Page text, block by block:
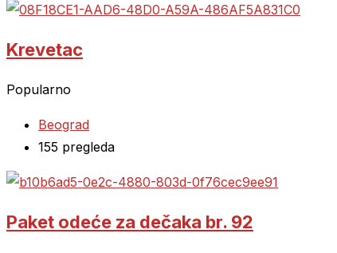
Krevetac
Popularno
Beograd
155 pregleda
Paket odeće za dečaka br. 92